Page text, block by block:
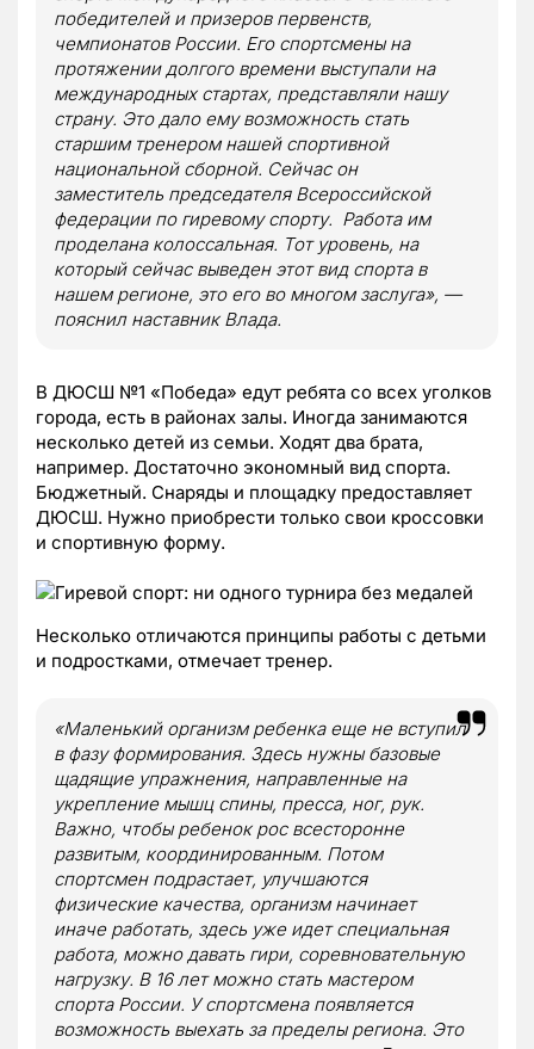
победителей и призеров первенств,
чемпионатов России. Его спортсмены на
протяжении долгого времени выступали на
международных стартах, представляли нашу
страну. Это дало ему возможность стать
старшим тренером нашей спортивной
национальной сборной. Сейчас он
заместитель председателя Всероссийской
федерации по гиревому спорту. Работа им
проделана колоссальная. Тот уровень, на
который сейчас выведен этот вид спорта в
нашем регионе, это его во многом заслуга», —
пояснил наставник Влада.
В ДЮСШ №1 «Победа» едут ребята со всех уголков
города, есть в районах залы. Иногда занимаются
несколько детей из семьи. Ходят два брата,
например. Достаточно экономный вид спорта.
Бюджетный. Снаряды и площадку предоставляет
ДЮСШ. Нужно приобрести только свои кроссовки
и спортивную форму.
Несколько отличаются принципы работы с детьми
и подростками, отмечает тренер.
«Маленький организм ребенка еще не вступил
в фазу формирования. Здесь нужны базовые
щадящие упражнения, направленные на
укрепление мышц спины, пресса, ног, рук.
Важно, чтобы ребенок рос всесторонне
развитым, координированным. Потом
спортсмен подрастает, улучшаются
физические качества, организм начинает
иначе работать, здесь уже идет специальная
работа, можно давать гири, соревновательную
нагрузку. В 16 лет можно стать мастером
спорта России. У спортсмена появляется
возможность выехать за пределы региона. Это